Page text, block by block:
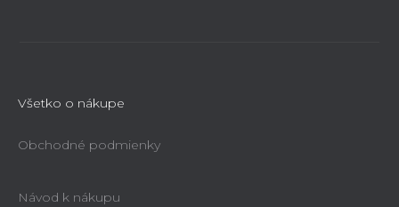
Všetko o nákupe
Obchodné podmienky
Návod k nákupu